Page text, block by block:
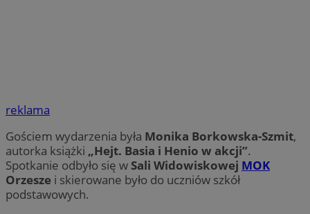
reklama
Gościem wydarzenia była Monika Borkowska-Szmit,
autorka książki „Hejt. Basia i Henio w akcji”.
Spotkanie odbyło się w Sali Widowiskowej MOK
Orzesze i skierowane było do uczniów szkół
podstawowych.